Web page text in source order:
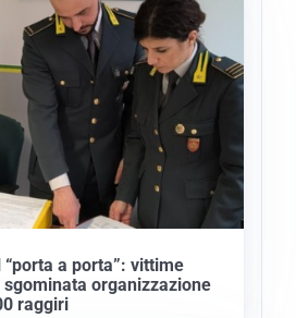
a porta”: vittime
organizzazione
raggiri